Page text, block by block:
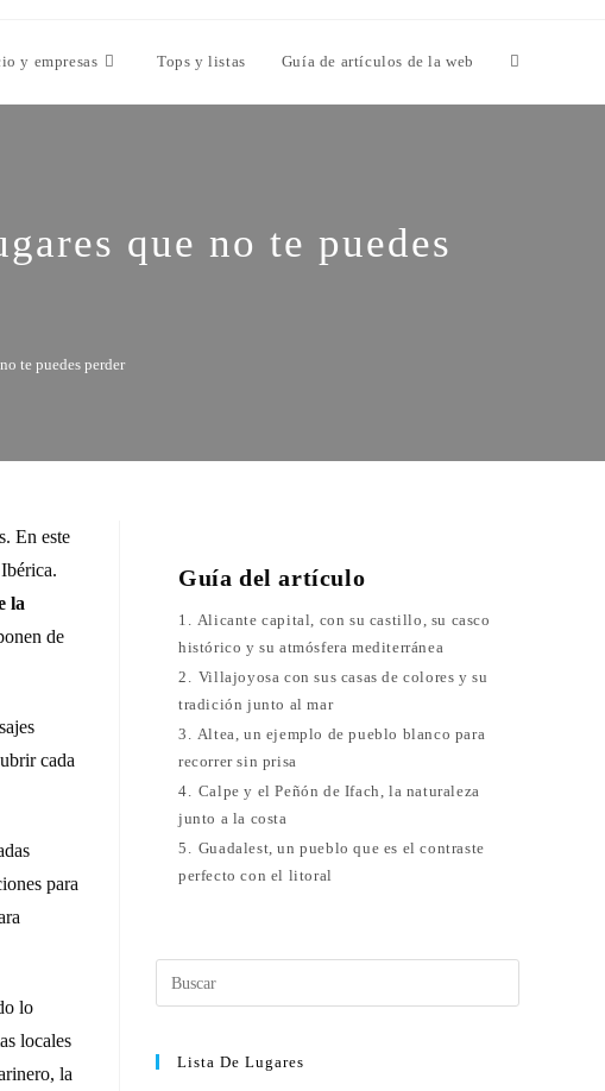
y empresas Tops y listas Guía de artículos de la web
que no te puedes
te puedes perder
En este
la
de
cada
para
lo
locales
la
Guía del artículo
1. Alicante capital, con su castillo, su casco
histórico y su atmósfera mediterránea
2. Villajoyosa con sus casas de colores y su
tradición junto al mar
3. Altea, un ejemplo de pueblo blanco para
recorrer sin prisa
4. Calpe y el Peñón de Ifach, la naturaleza
junto a la costa
5. Guadalest, un pueblo que es el contraste
perfecto con el litoral
Lista De Lugares